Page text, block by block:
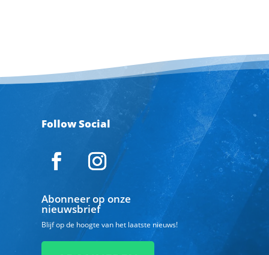
Follow Social
Abonneer op onze
nieuwsbrief
Blijf op de hoogte van het laatste nieuws!